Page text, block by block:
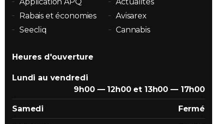
Rabais et économies
Avisarex
Seecliq
Cannabis
Heures d'ouverture
Lundi au vendredi
9h00 — 12h00 et 13h00 — 17h00
Samedi Fermé